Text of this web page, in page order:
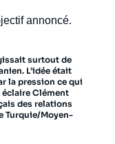
annoncé.
surtout de
L’idée était
la pression ce qui
éclaire Clément
des relations
Turquie/Moyen-